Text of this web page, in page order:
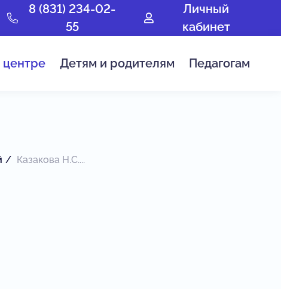
8 (831) 234-02-
55
Личный
кабинет
Детям и родителям Педагогам
Казакова Н.С....